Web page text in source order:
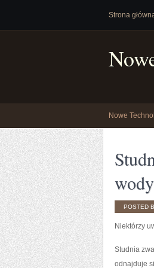
Strona
Nowe
POSTED
Niektórzy
Studnia
odnajduje